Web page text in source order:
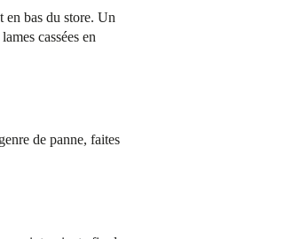
en bas du store. Un
cassées en
de panne, faites